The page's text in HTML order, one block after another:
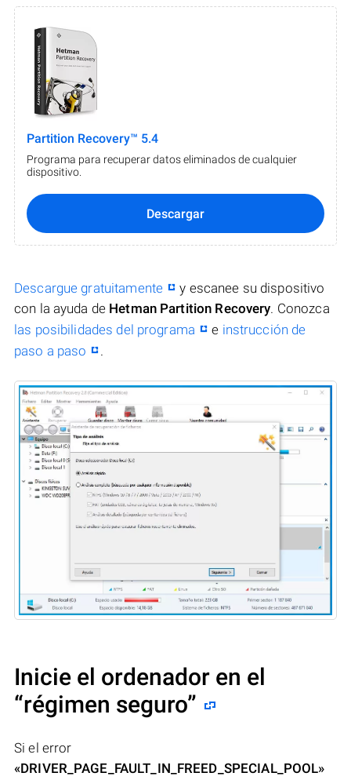
Partition Recovery™ 5.4
Programa para recuperar datos eliminados de cualquier
dispositivo.
Descargar
Descargue gratuitamente
y escanee su dispositivo
con la ayuda de Hetman Partition Recovery. Conozca
las posibilidades del programa
e instrucción de
paso a paso
.
Inicie el ordenador en el
“régimen seguro”
Si el error
«DRIVER_PAGE_FAULT_IN_FREED_SPECIAL_POOL»